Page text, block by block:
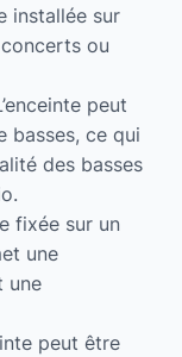
installée sur
ou
peut
basses, ce qui
des basses
fixée sur un
une
une
peut être